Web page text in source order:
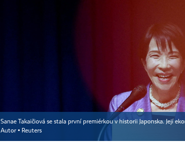
Sanae Takaičiová se stala první premiérkou v historii Japonska. Její
Autor ▪ Reuters